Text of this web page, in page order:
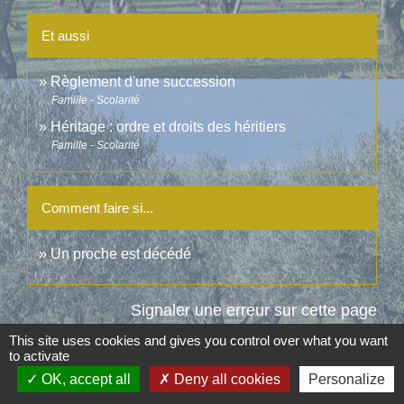
Et aussi
Règlement d'une succession
Famille - Scolarité
Héritage : ordre et droits des héritiers
Famille - Scolarité
Comment faire si...
Un proche est décédé
Signaler une erreur sur cette page
This site uses cookies and gives you control over what you want
to activate
OK, accept all
Deny all cookies Personalize